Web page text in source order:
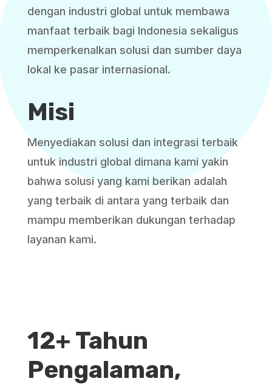
dengan industri global untuk membawa
manfaat terbaik bagi Indonesia sekaligus
memperkenalkan solusi dan sumber daya
lokal ke pasar internasional.
Misi
Menyediakan solusi dan integrasi terbaik
untuk industri global dimana kami yakin
bahwa solusi yang kami berikan adalah
yang terbaik di antara yang terbaik dan
mampu memberikan dukungan terhadap
layanan kami.
12+ Tahun
Pengalaman,